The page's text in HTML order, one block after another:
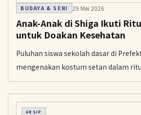
BUDAYA & SENI 29 Mei 2026
Anak-Anak di Shiga Ikuti
untuk Doakan Kesehatan
Puluhan siswa sekolah dasar di
mengenakan kostum setan dalam
'onibashiri' untuk mendoakan
kelestarian budaya lokal.
ARSIP